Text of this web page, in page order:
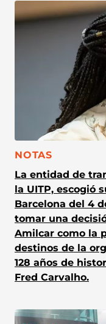
CATEGORÍA:
NOTAS
La entidad de
la UITP, escogió
Barcelona del 4
tomar una
Amilcar como la
destinos de la
128 años de
Fred Carvalho.